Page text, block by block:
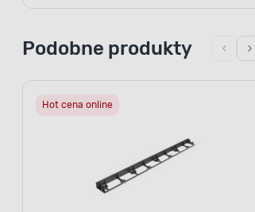
Podobne produkty
Hot cena online